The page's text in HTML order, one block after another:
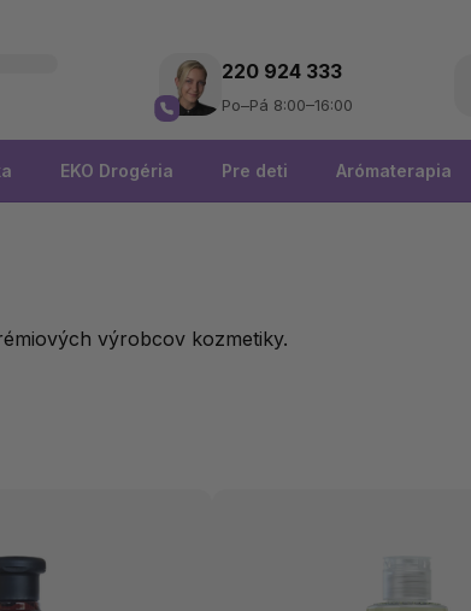
220 924 333
Po–Pá 8:00–16:00
EKO Drogéria Pre deti Arómaterapia
výrobcov kozmetiky.